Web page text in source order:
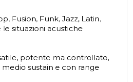
Fusion, Funk, Jazz, Latin,
situazioni acustiche
potente ma controllato,
sustain e con range